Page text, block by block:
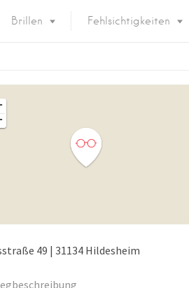
Brillen Fehlsichtigkeiten
49 | 31134 Hildesheim